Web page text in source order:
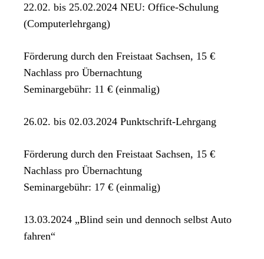
22.02. bis 25.02.2024 NEU: Office-Schulung
(Computerlehrgang)
Förderung durch den Freistaat Sachsen, 15 €
Nachlass pro Übernachtung
Seminargebühr: 11 € (einmalig)
26.02. bis 02.03.2024 Punktschrift-Lehrgang
Förderung durch den Freistaat Sachsen, 15 €
Nachlass pro Übernachtung
Seminargebühr: 17 € (einmalig)
13.03.2024 „Blind sein und dennoch selbst Auto
fahren“